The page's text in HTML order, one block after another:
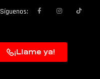
Síguenos:
¡Llame ya!